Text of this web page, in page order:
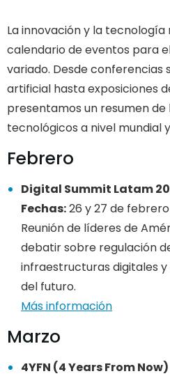
La innovación y la tecnología
calendario de eventos para
variado. Desde conferencias
artificial hasta exposiciones
presentamos un resumen
tecnológicos a nivel mundial
Febrero
Digital Summit Latam
Fechas:26 y 27 de
Reunión de líderes de
debatir sobre regulación
infraestructuras digitales
del futuro.
Más información
Marzo
4YFN (4 Years From Now)